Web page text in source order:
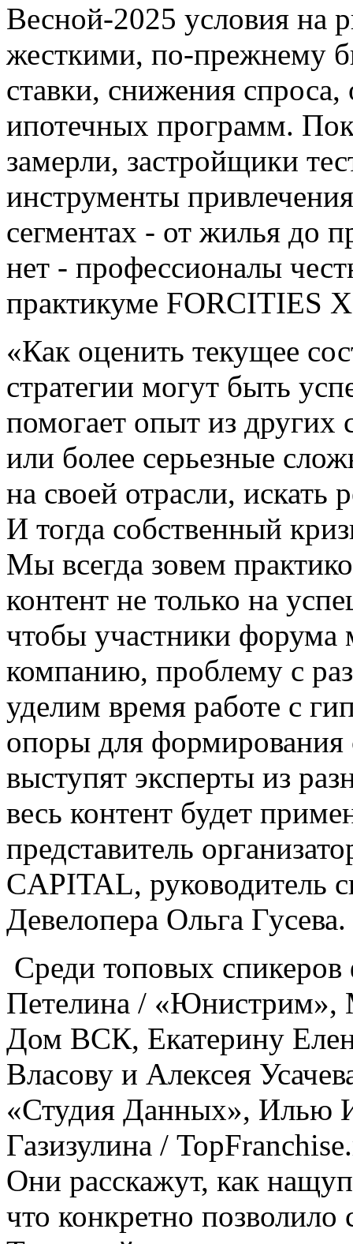
Весной-2025 условия на
жесткими, по-прежнему
ставки, снижения
ипотечных программ.
замерли, застройщики
инструменты
сегментах - от жилья до
нет - профессионалы
практикуме FORCITIES
«Как оценить текущее
стратегии могут быть
помогает опыт из
или более серьезные
на своей отрасли, искать
И тогда собственный
Мы всегда зовем
контент не только на
чтобы участники форума
компанию, проблему с
уделим время работе с
опоры для формирования
выступят эксперты из
весь контент будет
представитель
CAPITAL, руководитель
Девелопера Ольга Гусева.
Среди топовых спикеров
Петелина / «Юнистрим»,
Дом ВСК, Екатерину
Власову и Алексея
«Студия Данных», Илью
Газизулина /
Они расскажут, как
что конкретно позволило